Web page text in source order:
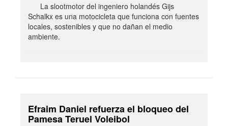
La slootmotor del ingeniero holandés Gijs
Schalkx es una motocicleta que funciona con fuentes
locales, sostenibles y que no dañan el medio
ambiente.
Efraim Daniel refuerza el bloqueo del
Pamesa Teruel Voleibol